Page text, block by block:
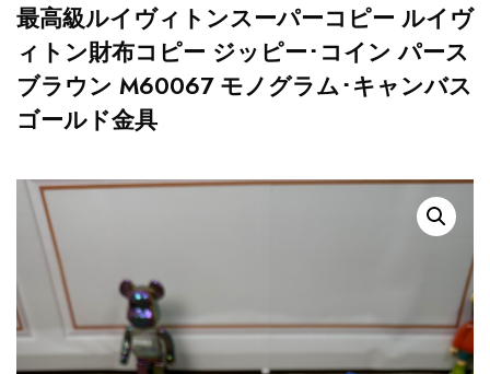
最高級ルイヴィトンスーパーコピー ルイヴ
ィトン財布コピー ジッピー･コイン パース
ブラウン M60067 モノグラム･キャンバス
ゴールド金具